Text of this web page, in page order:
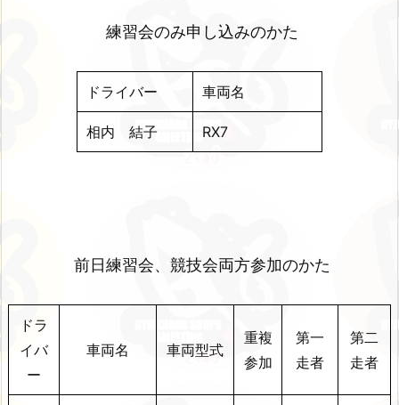
練習会のみ申し込みのかた
ドライバー 車両名
相内 結子 RX7
前日練習会、競技会両方参加のかた
ドラ
イバ
ー
車両名 車両型式
重複
参加
第一
走者
第二
走者